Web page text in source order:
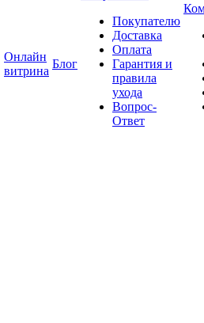
Онлайн
витрина
Блог
Покупателю
Доставка
Оплата
Гарантия и
правила
ухода
Вопрос-
Ответ